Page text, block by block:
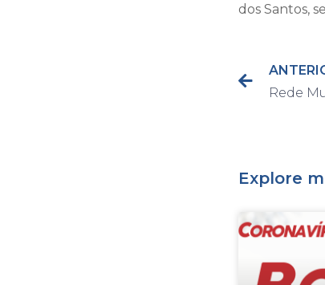
dos Santos,
Explore